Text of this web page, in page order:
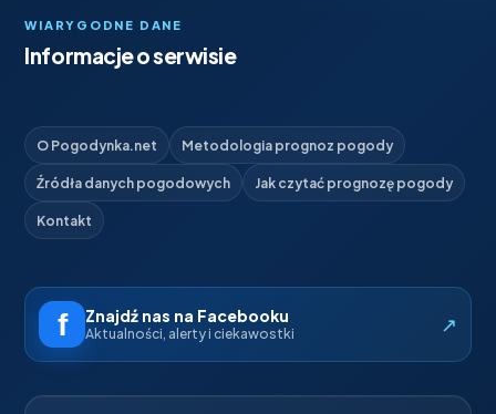
WIARYGODNE DANE
Informacje o serwisie
O Pogodynka.net Metodologia prognoz pogody
Źródła danych pogodowych Jak czytać prognozę pogody
Kontakt
Znajdź nas na Facebooku
Aktualności, alerty i ciekawostki ↗